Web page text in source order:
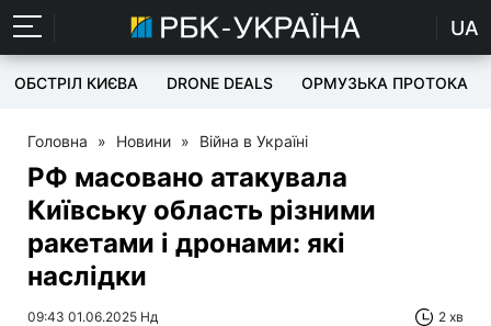
UA
ОБСТРІЛ КИЄВА DRONE DEALS ОРМУЗЬКА ПРОТОКА
Головна » Новини » Війна в Україні
РФ масовано атакувала
Київську область різними
ракетами і дронами: які
наслідки
09:43 01.06.2025 Нд 2 хв